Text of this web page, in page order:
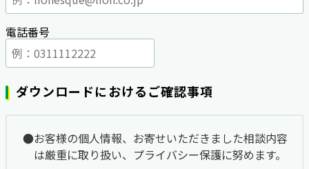
電話番号
ダウンロードにおけるご確認事項
お客様の個人情報、お寄せいただきました相談内容
は厳重に取り扱い、プライバシー保護に努めます。